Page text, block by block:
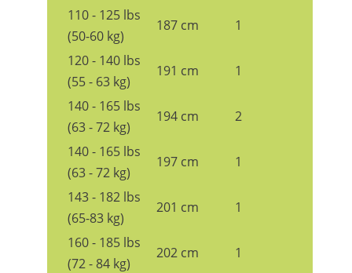
110 - 125 lbs
(50-60 kg)
187 cm 1
120 - 140 lbs
(55 - 63 kg)
191 cm 1
140 - 165 lbs
(63 - 72 kg)
194 cm 2
140 - 165 lbs
(63 - 72 kg)
197 cm 1
143 - 182 lbs
(65-83 kg)
201 cm 1
160 - 185 lbs
(72 - 84 kg)
202 cm 1